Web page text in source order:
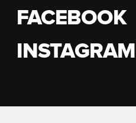
FACEBOOK
INSTAGRAM